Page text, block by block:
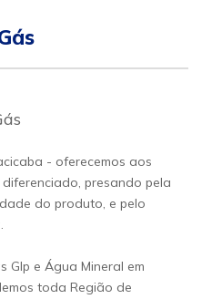
- oferecemos aos
presando pela
do produto, e pelo
Glp e Água Mineral em
toda Região de